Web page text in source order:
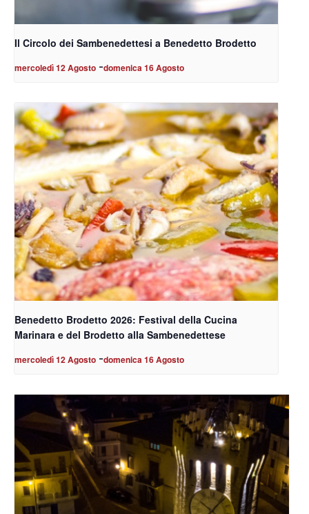
Il Circolo dei Sambenedettesi a Benedetto Brodetto
mercoledì 12 Agosto -domenica 16 Agosto
Benedetto Brodetto 2026: Festival della Cucina
Marinara e del Brodetto alla Sambenedettese
mercoledì 12 Agosto -domenica 16 Agosto